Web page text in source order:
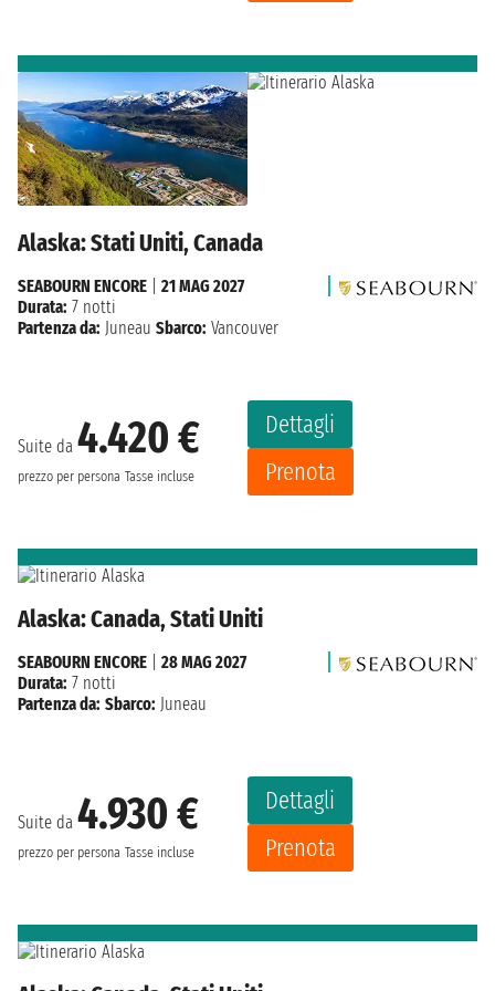
Alaska: Stati Uniti, Canada
Suite da 4.420 €
prezzo per persona Tasse incluse
Dettagli
Prenota
SEABOURN ENCORE
21 MAG 2027
Durata: 7 notti
Partenza da: Juneau Sbarco: Vancouver
Alaska: Canada, Stati Uniti
Suite da 4.930 €
prezzo per persona Tasse incluse
Dettagli
Prenota
SEABOURN ENCORE
28 MAG 2027
Durata: 7 notti
Partenza da: Sbarco: Juneau